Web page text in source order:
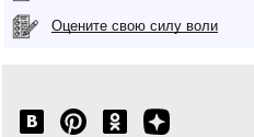
Оцените свою силу воли